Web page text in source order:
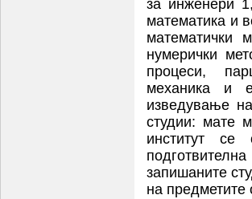
за инженери
математика и
математички
нумерички
процеси,
механика и
изведување
студии: мате
институт се
запишаните
на предметите